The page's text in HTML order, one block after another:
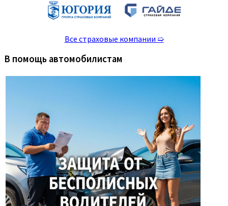
Все страховые компании ➯
В помощь автомобилистам